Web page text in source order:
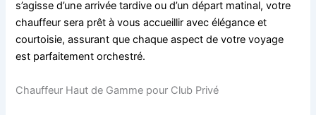
s’agisse d’une arrivée tardive ou d’un départ matinal, votre
chauffeur sera prêt à vous accueillir avec élégance et
courtoisie, assurant que chaque aspect de votre voyage
est parfaitement orchestré.
Chauffeur Haut de Gamme pour Club Privé